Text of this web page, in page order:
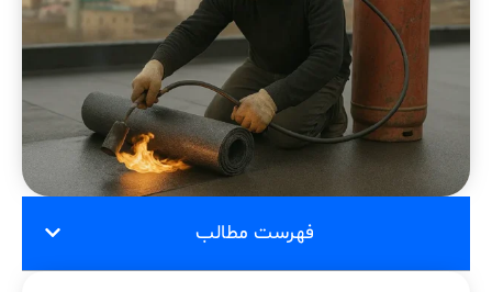
فهرست مطالب